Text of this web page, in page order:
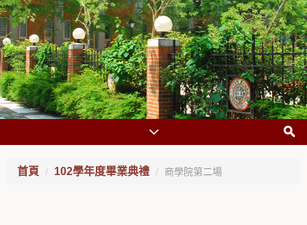
首頁 102學年度畢業典禮 商學院第二場